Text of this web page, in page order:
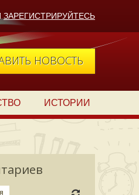
ЗАРЕГИСТРИРУЙТЕСЬ
НОВОСТЬ
ИСТОРИИ